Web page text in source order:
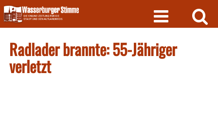
Skip
to
content
Radlader brannte: 55-Jähriger
verletzt